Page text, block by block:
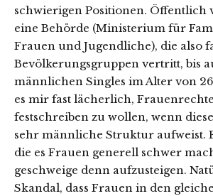
schwierigen Positionen. Öffentlich
eine Behörde (Ministerium für
Frauen und Jugendliche), die also
Bevölkerungsgruppen vertritt, bis
männlichen Singles im Alter von
es mir fast lächerlich,
festschreiben zu wollen, wenn
sehr männliche Struktur aufweist.
die es Frauen generell schwer
geschweige denn aufzusteigen.
Skandal, dass Frauen in den